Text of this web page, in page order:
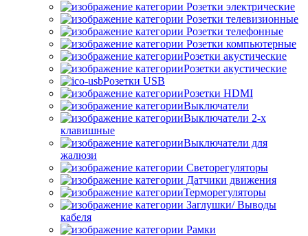
Розетки электрические
Розетки телевизионные
Розетки телефонные
Розетки компьютерные
Розетки акустические
Розетки акустические
Розетки USB
Розетки HDMI
Выключатели
Выключатели 2-х
клавишные
Выключатели для
жалюзи
Светорегуляторы
Датчики движения
Терморегуляторы
Заглушки/ Выводы
кабеля
Рамки